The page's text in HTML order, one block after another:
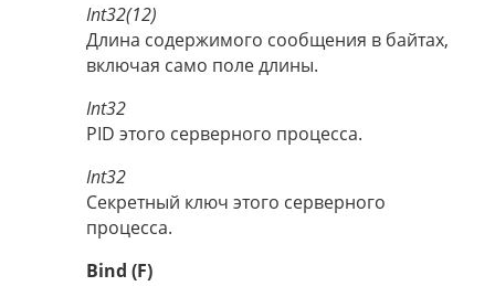
Int32(12)
Длина содержимого сообщения в байтах,
включая само поле длины.
Int32
PID этого серверного процесса.
Int32
Секретный ключ этого серверного
процесса.
Bind (F)